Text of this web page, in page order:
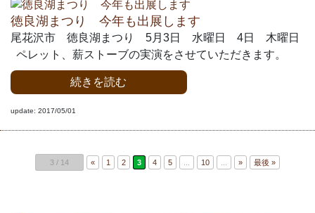
徳良湖まつり 今年も出展します
尾花沢市 徳良湖まつり 5月3日 水曜日 4日 木曜日
ペレット、薪ストーブの実演をさせていただきます。
続きを読む
update: 2017/05/01
3 / 14 « 1 2 3 4 5 10 » 最後 »